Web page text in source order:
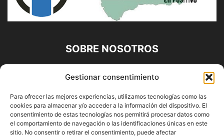
Gestionar consentimiento
Para ofrecer las mejores experiencias, utilizamos tecnologías como las
cookies para almacenar y/o acceder a la información del dispositivo. El
consentimiento de estas tecnologías nos permitirá procesar datos como
el comportamiento de navegación o las identificaciones únicas en este
sitio. No consentir o retirar el consentimiento, puede afectar
SOBRE NOSOTROS
Diario Alhaurín (www.alhaurindelatorre.com) Propiedad de
Francisco E. López López | 639 95 71 95 | Noticias de
Alhaurín de la Torre, Málaga y Provincia|
Contáctanos:info@alhaurindelatorre.com